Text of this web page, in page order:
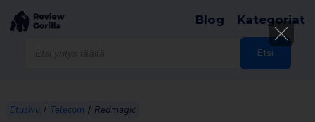
Etsi
Blog Kategoriat
Etusivu / Telecom / Redmagic